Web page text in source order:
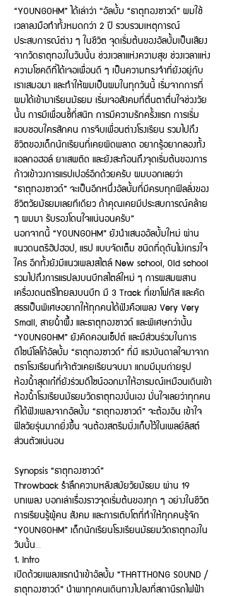
“YOUNGOHM” ได้เล่าว่า “อัลบั้ม “ธาตุทองซาวด์” ผมใช้
เวลาลงมือทำทั้งหมดกว่า 2 ปี รวบรวมเหตุการณ์
ประสบการณ์ต่าง ๆ ในชีวิต จุดเริ่มต้นของอัลบั้มเป็นเสียง
จากวัดธาตุทองในวันนั้น ช่วงเวลาแห่งความสุข ช่วงเวลาแห่ง
ความโชคดีที่ได้เจอเพื่อนดี ๆ เป็นความทรงจำที่ยังอยู่กับ
เราเสมอมา และทำให้ผมเป็นผมในทุกวันนี้ เริ่มจากการที่
ผมได้เข้ามาเรียนมัธยม เริ่มเจอสังคมที่ตื่นตาตื่นใจช่วงวัย
นั้น การมีเพื่อนซี้ที่สนิท การมีความรักครั้งแรก การเริ่ม
แอบชอบใครสักคน การจีบเพื่อนต่างโรงเรียน รวมไปถึง
ชีวิตของเด็กนักเรียนที่เคยผิดพลาด อยากรู้อยากลองทั้ง
แอลกอฮอล์ ยาเสพติด และยังสะท้อนถึงจุดเริ่มต้นของการ
ก้าวเข้าวงการแรปเปอร์อีกด้วยครับ ผมบอกเลยว่า
“ธาตุทองซาวด์” จะเป็นอีกหนึ่งอัลบั้มที่มีครบทุกฟีลลิ่งของ
ชีวิตวัยมัธยมเลยทีเดียว ถ้าคุณเคยมีประสบการณ์คล้าย
ๆ ผมมา รับรองโดนใจแน่นอนครับ”
นอกจากนี้ “YOUNGOHM” ยังนำเสนออัลบั้มใหม่ ผ่าน
แนวดนตรีฮิปฮอป, แรป แบบจัดเต็ม ชนิดที่ดุดันไม่เกรงใจ
ใคร อีกทั้งยังมีแนวเพลงสไตล์ New school, Old school
รวมไปถึงการแรปลงบนบีทสไตล์ใหม่ ๆ การผสมผสาน
เครื่องดนตรีไทยลงบนบีท มี 3 Track ที่เขาโฟกัส และคัด
สรรเป็นพิเศษอยากให้ทุกคนได้ฟังคือเพลง Very Very
Small, สายน้ำผึ้ง และธาตุทองซาวด์ และพิเศษกว่านั้น
“YOUNGOHM” ยังคิดคอนเซ็ปต์ และมีส่วนร่วมในการ
ดีไซน์โลโก้อัลบั้ม “ธาตุทองซาวด์” ที่มี แรงบันดาลใจมาจาก
ตราโรงเรียนที่เจ้าตัวเคยเรียนจบมา แถมมีมุมถ่ายรูป
ห้องน้ำสุดเก๋ที่ยังร่วมดีไซน์ออกมาให้อารมณ์เหมือนเดินเข้า
ห้องน้ำโรงเรียนมัธยมวัดธาตุทองนั่นเอง มั่นใจเลยว่าทุกคน
ที่ได้ฟังเพลงจากอัลบั้ม “ธาตุทองซาวด์” จะต้องอิน เข้าใจ
ฟีลวัยรุ่นมากยิ่งขึ้น จนต้องสตรีมมิ่งเก็บไว้ในเพลย์ลิสต์
ส่วนตัวแน่นอน
Synopsis “ธาตุทองซาวด์”
Throwback รำลึกความหลังสมัยวัยมัธยม ผ่าน 19
บทเพลง บอกเล่าเรื่องราวจุดเริ่มต้นของทุก ๆ อย่างในชีวิต
การเรียนรู้ผู้คน สังคม และการเติบโตที่ทำให้ทุกคนรู้จัก
“YOUNGOHM” เด็กนักเรียนโรงเรียนมัธยมวัดธาตุทองใน
วันนั้น…
1. Intro
เปิดด้วยเพลงแรกนำเข้าอัลบั้ม “THATTHONG SOUND /
ธาตุทองซาวด์” นำพาทุกคนเดินทางไปลงที่สถานีรถไฟฟ้า